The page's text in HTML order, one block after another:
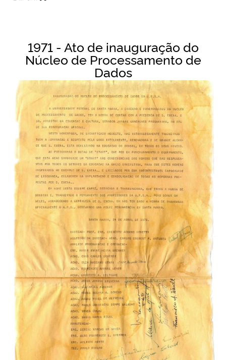
1971 - Ato de inauguração do
Núcleo de Processamento de
Dados